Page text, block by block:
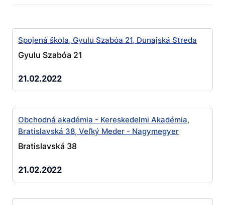
Spojená škola, Gyulu Szabóa 21, Dunajská Streda
Gyulu Szabóa 21
21.02.2022
Obchodná akadémia - Kereskedelmi Akadémia,
Bratislavská 38, Veľký Meder - Nagymegyer
Bratislavská 38
21.02.2022